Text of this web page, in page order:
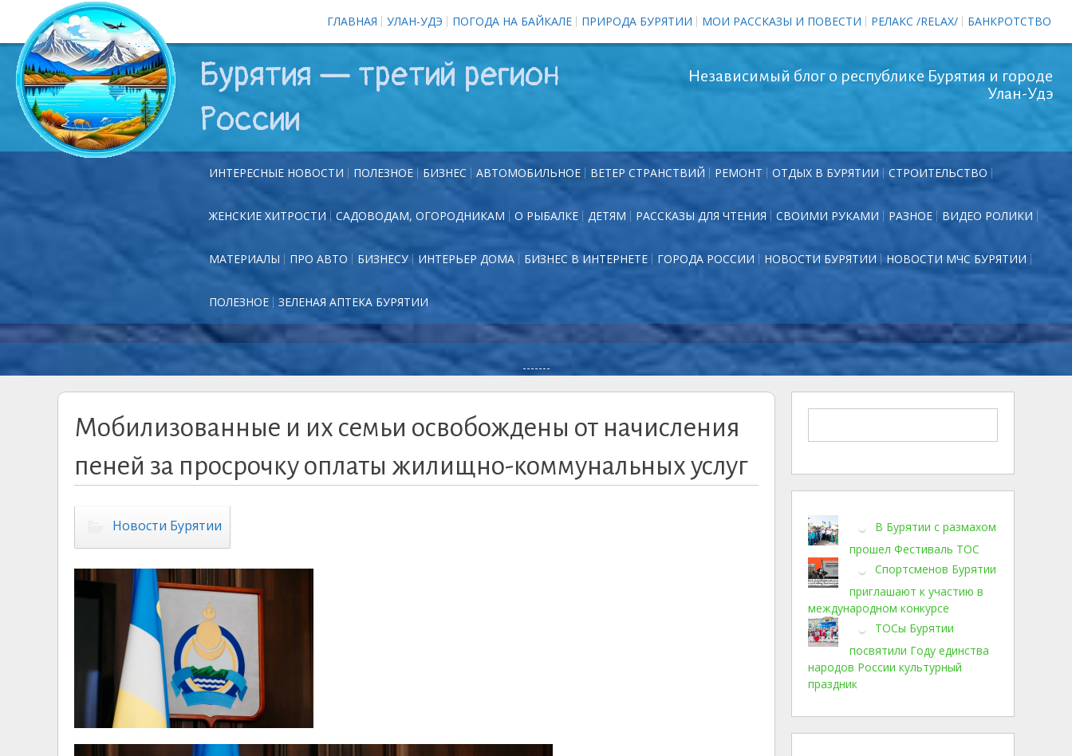
ГЛАВНАЯ УЛАН-УДЭ ПОГОДА НА БАЙКАЛЕ ПРИРОДА БУРЯТИИ МОИ РАССКАЗЫ И ПОВЕСТИ РЕЛАКС /RELAX/ БАНКРОТСТВО
Бурятия — третий регион
России
Независимый блог о республике Бурятия и городе
Улан-Удэ
ИНТЕРЕСНЫЕ НОВОСТИ ПОЛЕЗНОЕ БИЗНЕС АВТОМОБИЛЬНОЕ ВЕТЕР СТРАНСТВИЙ РЕМОНТ ОТДЫХ В БУРЯТИИ СТРОИТЕЛЬСТВО
ЖЕНСКИЕ ХИТРОСТИ САДОВОДАМ, ОГОРОДНИКАМ О РЫБАЛКЕ ДЕТЯМ РАССКАЗЫ ДЛЯ ЧТЕНИЯ СВОИМИ РУКАМИ РАЗНОЕ ВИДЕО РОЛИКИ
МАТЕРИАЛЫ ПРО АВТО БИЗНЕСУ ИНТЕРЬЕР ДОМА БИЗНЕС В ИНТЕРНЕТЕ ГОРОДА РОССИИ НОВОСТИ БУРЯТИИ НОВОСТИ МЧС БУРЯТИИ
ПОЛЕЗНОЕ ЗЕЛЕНАЯ АПТЕКА БУРЯТИИ
-------
Мобилизованные и их семьи освобождены от начисления
пеней за просрочку оплаты жилищно-коммунальных услуг
Новости Бурятии
В Бурятии с размахом
прошел Фестиваль ТОС
Спортсменов Бурятии
приглашают к участию в
международном конкурсе
ТОСы Бурятии
посвятили Году единства
народов России культурный
праздник